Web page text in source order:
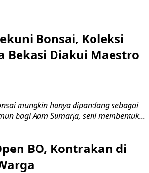
Bonsai, Koleksi
Bekasi Diakui Maestro
mungkin hanya dipandang sebagai
bagi Aam Sumarja, seni membentuk...
BO, Kontrakan di